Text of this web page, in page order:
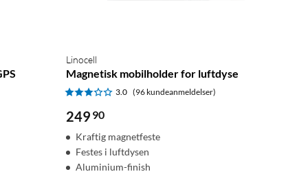
Linocell
Magnetisk mobilholder for luftdyse
3.0 (96 kundeanmeldelser)
249 90
Kraftig magnetfeste
Festes i luftdysen
Aluminium-finish